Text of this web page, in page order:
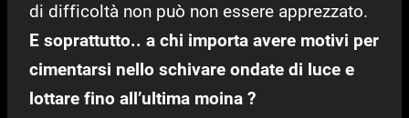
di difficoltà non può non essere apprezzato.
E soprattutto.. a chi importa avere motivi per
cimentarsi nello schivare ondate di luce e
lottare fino all’ultima moina ?